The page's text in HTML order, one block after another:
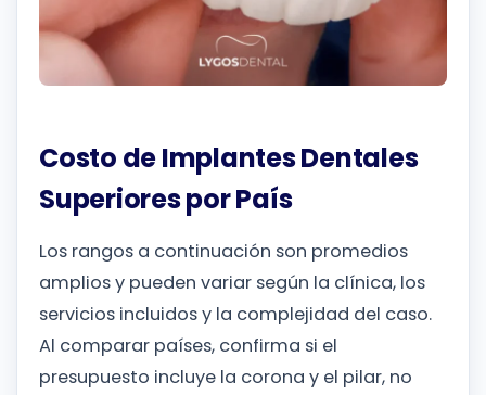
Costo de Implantes Dentales
Superiores por País
Los rangos a continuación son promedios
amplios y pueden variar según la clínica, los
servicios incluidos y la complejidad del caso.
Al comparar países, confirma si el
presupuesto incluye la corona y el pilar, no